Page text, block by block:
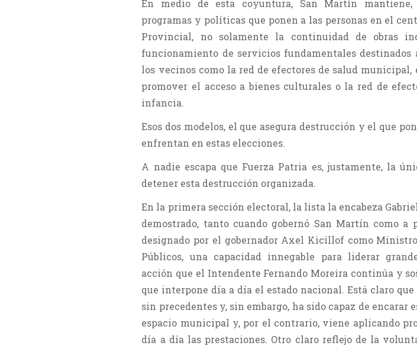
En medio de esta coyuntura, San Martín mantiene,
programas y políticas que ponen a las personas en el
Provincial, no solamente la continuidad de obras
funcionamiento de servicios fundamentales
los vecinos como la red de efectores de salud municipal,
promover el acceso a bienes culturales o la red de
infancia.
Esos dos modelos, el que asegura destrucción y el que
enfrentan en estas elecciones.
A nadie escapa que Fuerza Patria es, justamente, la
detener esta destrucción organizada.
En la primera sección electoral, la lista la encabeza
demostrado, tanto cuando gobernó San Martín como
designado por el gobernador Axel Kicillof como
Públicos, una capacidad innegable para liderar
acción que el Intendente Fernando Moreira continúa y
que interpone día a día el estado nacional. Está claro
sin precedentes y, sin embargo, ha sido capaz de encarar
espacio municipal y, por el contrario, viene aplicando
día a día las prestaciones. Otro claro reflejo de la